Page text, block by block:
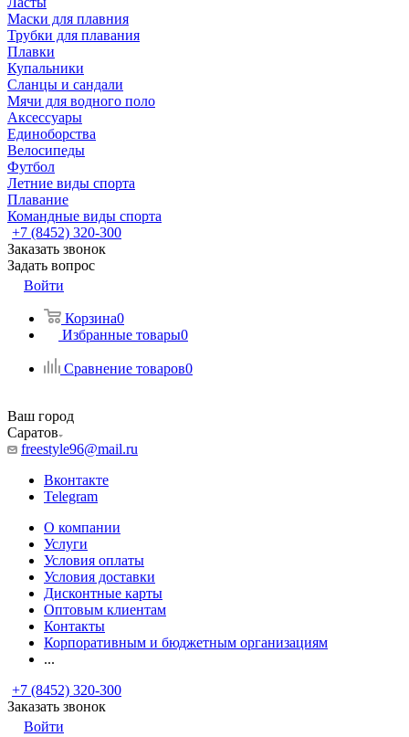
Маски для плавния
Трубки для плавания
Плавки
Купальники
Сланцы и сандали
Мячи для водного поло
Аксессуары
Единоборства
Велосипеды
Футбол
Летние виды спорта
Плавание
Командные виды спорта
+7 (8452) 320-300
Заказать звонок
Задать вопрос
Войти
Корзина0
Избранные товары0
Сравнение товаров0
Ваш город
Саратов
freestyle96@mail.ru
Вконтакте
Telegram
О компании
Услуги
Условия оплаты
Условия доставки
Дисконтные карты
Оптовым клиентам
Контакты
Корпоративным и бюджетным организациям
...
+7 (8452) 320-300
Заказать звонок
Войти